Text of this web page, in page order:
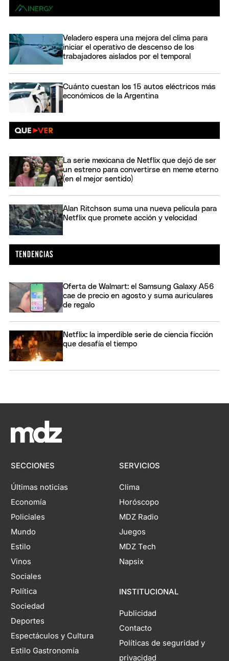
Veladero espera una mejora del clima para
iniciar el operativo de descenso de los
trabajadores aislados por el temporal
Cuánto cuestan los 15 autos eléctricos más
económicos de la Argentina
La serie mexicana de Netflix que dejó de ser
un estreno para convertirse en meme eterno
(en el mejor sentido)
Alan Ritchson suma una nueva película para
Netflix que promete acción y velocidad
Oferta de Walmart: el Samsung Galaxy A56
cae de precio en agosto y suma auriculares
de regalo
Netflix: la imperdible serie de ciencia ficción
que desafía el tiempo
SECCIONES
Últimas noticias
Economía
Policiales
Mundo
Estilo
Vinos
Sociales
Política
Sociedad
Deportes
Espectáculos y Cultura
Estilo Gastronomía
SERVICIOS
Clima
Horóscopo
MDZ Radio
Juegos
MDZ Tech
Napsix
INSTITUCIONAL
Publicidad
Contacto
Políticas de seguridad y
privacidad